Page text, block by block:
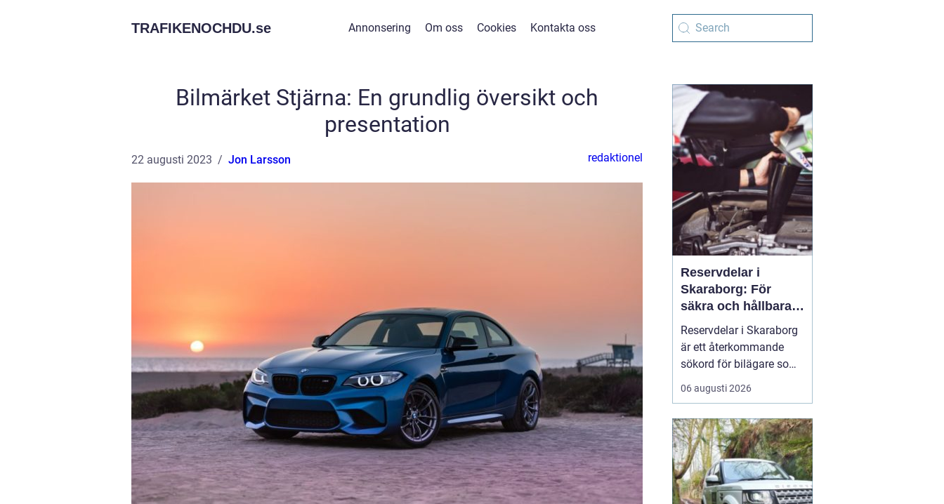
TRAFIKENOCHDU.se Annonsering Om oss Cookies Kontakta oss
Bilmärket Stjärna: En grundlig översikt och
presentation
22 augusti 2023 Jon Larsson redaktionel
Reservdelar i
Skaraborg: För
säkra och hållbara
bilar
Reservdelar i Skaraborg
är ett återkommande
sökord för bilägare som
vill hålla bilen i gott
skick utan att betala
regionen vänder sig till
lokala specialister som
bvs.nu när...
06 augusti 2026